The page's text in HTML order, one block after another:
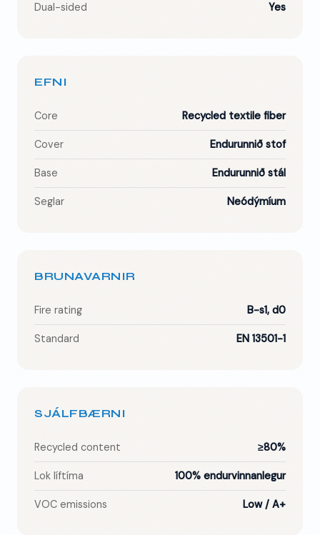
Dual-sided Yes
EFNI
Core Recycled textile fiber
Cover Endurunnið stof
Base Endurunnið stál
Seglar Neódýmíum
BRUNAVARNIR
Fire rating B-s1, d0
Standard EN 13501-1
SJÁLFBÆRNI
Recycled content ≥80%
Lok líftíma 100% endurvinnanlegur
VOC emissions Low / A+